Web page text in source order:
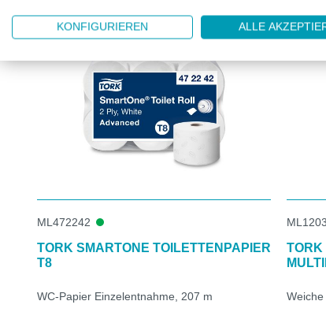
Produktgalerie überspringen
ML472242
TORK SMARTONE TOILETTENPAPIER
T8
WC-Papier Einzelentnahme, 207 m
TORK
KONFIGURIEREN ALLE